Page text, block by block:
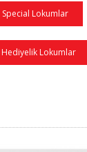
Special Lokumlar
Hediyelik Lokumlar